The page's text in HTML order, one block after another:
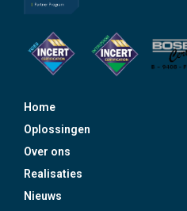
Home
Oplossingen
Over ons
Realisaties
Nieuws